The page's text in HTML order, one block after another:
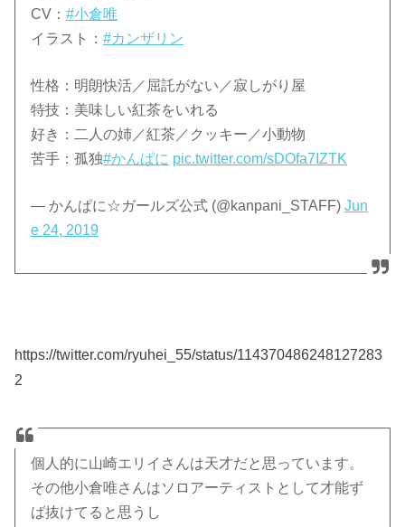
CV：#小倉唯
イラスト：#カンザリン
性格：明朗快活／屈託がない／寂しがり屋
特技：美味しい紅茶をいれる
好き：二人の姉／紅茶／クッキー／小動物
苦手：孤独#かんぱに pic.twitter.com/sDOfa7IZTK
— かんぱに☆ガールズ公式 (@kanpani_STAFF)Jun
e 24, 2019
https://twitter.com/ryuhei_55/status/114370486248127283
2
個人的に山崎エリイさんは天才だと思っています。
その他小倉唯さんはソロアーティストとして才能ず
ば抜けてると思うし